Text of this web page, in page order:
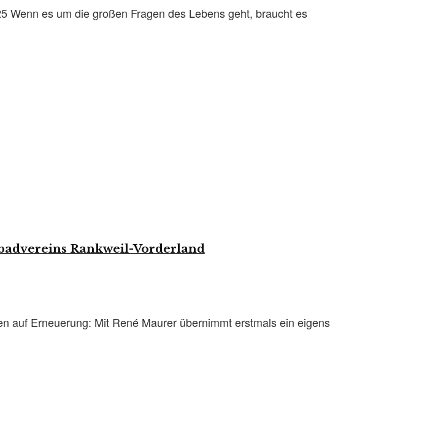
Wenn es um die großen Fragen des Lebens geht, braucht es
Rankweil-Vorderland
auf Erneuerung: Mit René Maurer übernimmt erstmals ein eigens